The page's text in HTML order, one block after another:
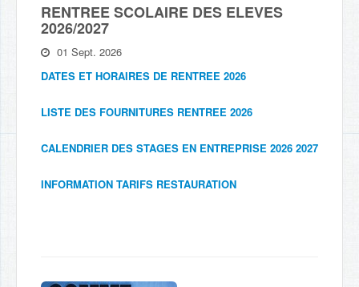
RENTREE SCOLAIRE DES ELEVES
2026/2027
01 Sept. 2026
DATES ET HORAIRES DE RENTREE 2026
LISTE DES FOURNITURES RENTREE 2026
CALENDRIER DES STAGES EN ENTREPRISE 2026 2027
INFORMATION TARIFS RESTAURATION